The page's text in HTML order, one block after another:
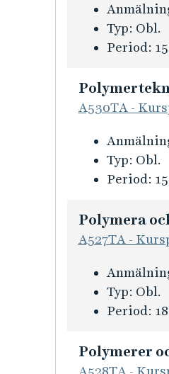
n
s
a
b
e
e
i
R
s
u
s
å
t
r
i
o
n
ö
r
E
x
a
n
s
a
r
b
e
K
u
r
i
n
o
r
m
t
i
n
f
ö
E
Typ: Obl.
Period:
A530TA -
K
u
r
i
n
o
r
m
t
i
Typ: Obl.
Period:
Polymera
A527TA -
K
u
r
i
n
Typ: Obl.
Period:
Polymerer
A528TA -